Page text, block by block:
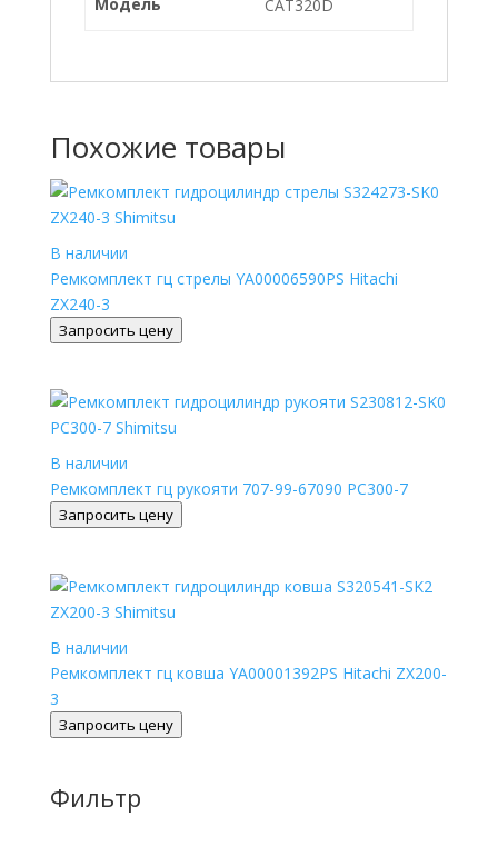
CAT320D
Похожие товары
В наличии
Ремкомплект гц стрелы YA00006590PS Hitachi
ZX240-3
Запросить цену
В наличии
Ремкомплект гц рукояти 707-99-67090 PC300-7
Запросить цену
В наличии
Ремкомплект гц ковша YA00001392PS Hitachi ZX200-
3
Запросить цену
Фильтр